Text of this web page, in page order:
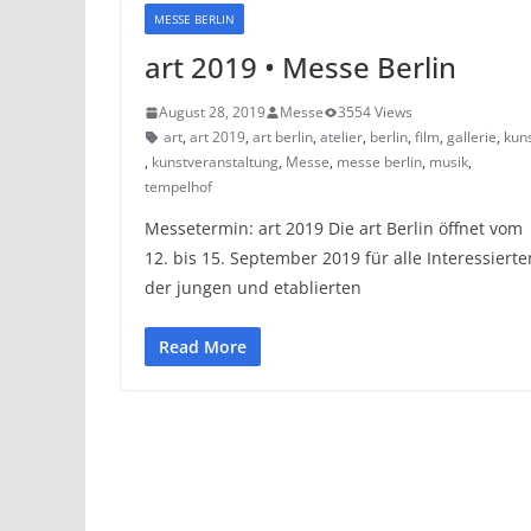
MESSE BERLIN
art 2019 • Messe Berlin
August 28, 2019 Messe
3554 Views
art, art 2019, art berlin, atelier, berlin, film, gallerie,
, kunstveranstaltung, Messe, messe berlin, musik,
tempelhof
Messetermin: art 2019 Die art Berlin öffnet vom
12. bis 15. September 2019 für alle
der jungen und etablierten
Read More